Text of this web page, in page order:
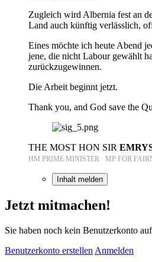
Zugleich wird Albernia fest an
Land auch künftig verlässlich,
Eines möchte ich heute Abend
jene, die nicht Labour gewählt
zurückzugewinnen.
Die Arbeit beginnt jetzt.
Thank you, and God save the
THE MOST HON SIR
HM PRIME MINISTER · MP FOR
Inhalt melden
Jetzt mitmachen!
Sie haben noch kein Benutzerkonto
Benutzerkonto erstellen Anmelden